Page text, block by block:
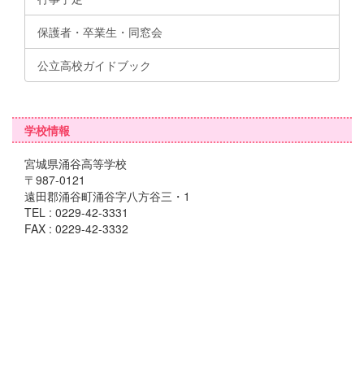
保護者・卒業生・同窓会
公立高校ガイドブック
学校情報
宮城県涌谷高等学校
〒987-0121
遠田郡涌谷町涌谷字八方谷三・1
TEL : 0229-42-3331
FAX : 0229-42-3332